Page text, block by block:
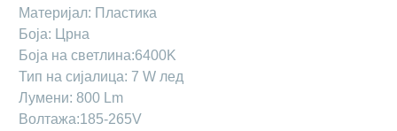
Материјал: Пластика
Боја: Црна
Боја на светлина:6400K
Тип на сијалица: 7 W лед
Лумени: 800 Lm
Волтажа:185-265V